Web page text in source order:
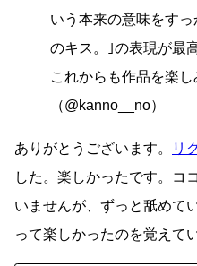
いう本来の意味をす
のキス。｣の表現が最
これからも作品を楽
（@kanno__no）
ありがとうございます。 リ
した。楽しかったです。コ
いませんが、ずっと舐めて
って楽しかったのを覚えて